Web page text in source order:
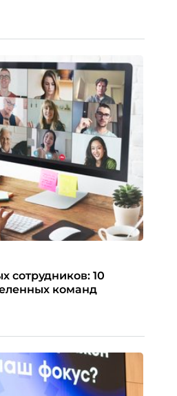
сотрудников: 10
команд